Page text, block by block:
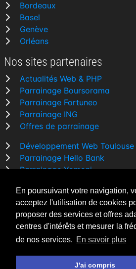
En poursuivant votre navigation,
acceptez l'utilisation de cookies
proposer des services et offres
centres d'intérêts et mesurer la
de nos services. En savoir plus
J'ai compris
Bordeaux
Basel
Genève
Orléans
Nos sites partenaires
Actualités Web & PHP
Parrainage Boursorama
Parrainage Fortuneo
Parrainage ING
Offres de parrainage
Développement Web Toulouse
Parrainage Hello Bank
Parrainage Yomoni
Comparatif banque
By Night v5.7.3| © 2026 -
par un